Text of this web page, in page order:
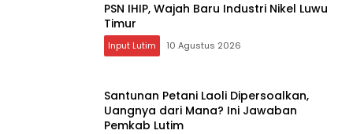
PSN IHIP, Wajah Baru Industri Nikel Luwu
Timur
Input Lutim 10 Agustus 2026
Santunan Petani Laoli Dipersoalkan,
Uangnya dari Mana? Ini Jawaban
Pemkab Lutim